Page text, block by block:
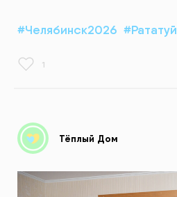
#Челябинск2026 #Рататуй
1
Тёплый Дом